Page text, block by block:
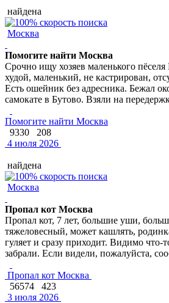
найдена
Москва
Помогите найти Москва
Срочно ищу хозяев маленького
худой, маленький, не кастрирован,
Есть ошейник без адресника. Бежал
самокате в Бутово. Взяли на
Помогите найти Москва
9330
208
4 июля 2026
найдена
Москва
Пропал кот Москва
Пропал кот, 7 лет, большие уши,
тяжеловесный, может кашлять,
гуляет и сразу приходит. Видимо что-
забрали. Если видели, пожалуйста,
Пропал кот Москва
56574
423
3 июля 2026